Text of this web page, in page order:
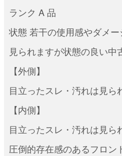
ランク A 品
状態 若干の使用感やダメー
見られますが状態の良い中
【外側】
目立ったスレ・汚れは見ら
【内側】
目立ったスレ・汚れは見ら
圧倒的存在感のあるフロン